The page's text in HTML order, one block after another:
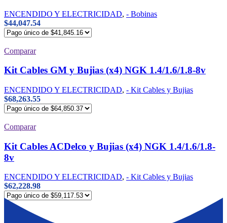
ENCENDIDO Y ELECTRICIDAD, - Bobinas
$44,047.54
Comparar
Kit Cables GM y Bujias (x4) NGK 1.4/1.6/1.8-8v
ENCENDIDO Y ELECTRICIDAD, - Kit Cables y Bujias
$68,263.55
Comparar
Kit Cables ACDelco y Bujias (x4) NGK 1.4/1.6/1.8-
8v
ENCENDIDO Y ELECTRICIDAD, - Kit Cables y Bujias
$62,228.98